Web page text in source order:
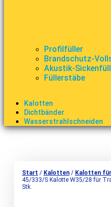
Profilfüller
Brandschutz-
Akustik-
Füllerstäbe
Kalotten
Dichtbänder
Wasserstrahlschneiden
Start / Kalotten / Kalotten
45/333/S Kalotte W35/28 für
Stk.